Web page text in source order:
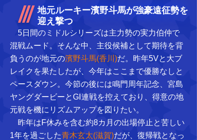
地元ルーキー濱野斗馬が強豪遠征勢を
迎え撃つ
5日間のミドルシリーズは主力勢の実力伯仲で
混戦ムード。そんな中、主役候補として期待を背
負うのが地元の濱野斗馬(香川)だ。昨年5Vと大ブ
レイクを果たしたが、今年はここまで優勝なしと
ペースダウン。今節の後には鳴門周年記念、宮島
ヤングダービーとGⅠ連戦を控えており、得意の地
元戦を機にリズムアップを図りたい。
昨年はF休みを含む約8カ月の出場停止と苦しい
1年を過ごした青木玄太(滋賀)だが、復帰戦となっ